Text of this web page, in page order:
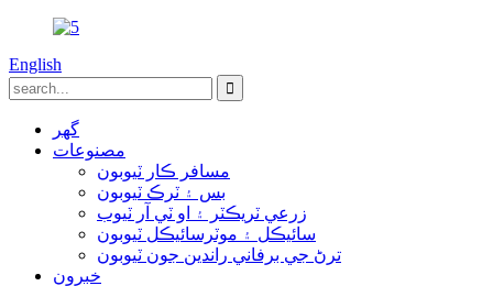
English
گھر
مصنوعات
مسافر ڪار ٽيوبون
بس ۽ ٽرڪ ٽيوبون
زرعي ٽريڪٽر ۽ او ٽي آر ٽيوب
سائيڪل ۽ موٽرسائيڪل ٽيوبون
ترڻ جي برفاني راندين جون ٽيوبون
خبرون